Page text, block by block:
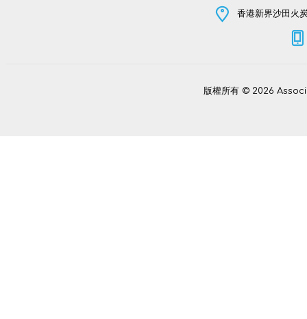
香港新界沙田火
版權所有 © 2026